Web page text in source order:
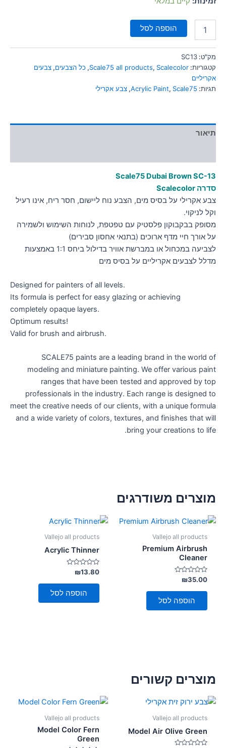
כל
הוספה לסל
מק"ט: SC13
קטגוריות:
Scale75 all products, Scalecolor
, כל הצבעים, צבעים
אקריליים
תגיות:
Acrylic Paint, Scale75
, צבע אקרילי
תיאור
Scale75 Dubai BrownSC-13
סדרה Scalecolor
צבע אקרילי על בסיס מים, הצבע נוח ליישום, חסר ריח, אינו רעיל
וקל לניקוי.
מסופק בבקבוקון פלסטיק עם טפטפת, לנוחות השימוש ולשמירה
על אורך חיי מדף ארוכים (בתנאי אחסון סבירים)
לצביעה במכחול או במברשת אוויר בדילול ביחס 1:1 באמצעות
מדלל לצבעים אקריליים על בסיס מים
Designed for painters of all levels.
Its formula is perfect for easy glazing or achieving
completely opaque layers.
Optimum results!
Valid for brush and airbrush.
SCALE75 paints are a leading brand in the world of
modeling and miniature painting. We offer various paint
ranges that have been tested and approved by top
professionals in the industry. Each range is designed to
meet the creative needs of our clients, with a unique formula
and a wide variety of colors, textures, and finishes that will
bring your creations to life.
מוצרים משודרגים
Vallejo all products
Premium Airbrush
Cleaner
דורג
0
מתוך
₪35.00
הוספה לסל
Vallejo all products
Acrylic Thinner
דורג
0
מתוך
₪13.80
הוספה לסל
מוצרים קשורים
Vallejo all products
Model Air Olive Green
Vallejo all products
Model Color Fern
Green